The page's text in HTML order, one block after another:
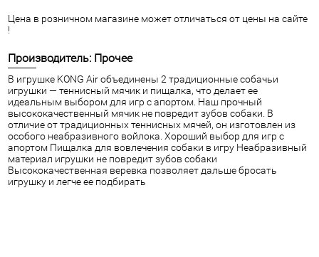
Цена в розничном магазине может отличаться от цены на сайте
!
Производитель: Прочее
В игрушке KONG Air объединены 2 традиционные собачьи
игрушки — теннисный мячик и пищалка, что делает ее
идеальным выбором для игр с апортом. Наш прочный
высококачественный мячик не повредит зубов собаки. В
отличие от традиционных теннисных мячей, он изготовлен из
особого неабразивного войлока. Хороший выбор для игр с
апортом Пищалка для вовлечения собаки в игру Неабразивный
материал игрушки не повредит зубов собаки
Высококачественная веревка позволяет дальше бросать
игрушку и легче ее подбирать